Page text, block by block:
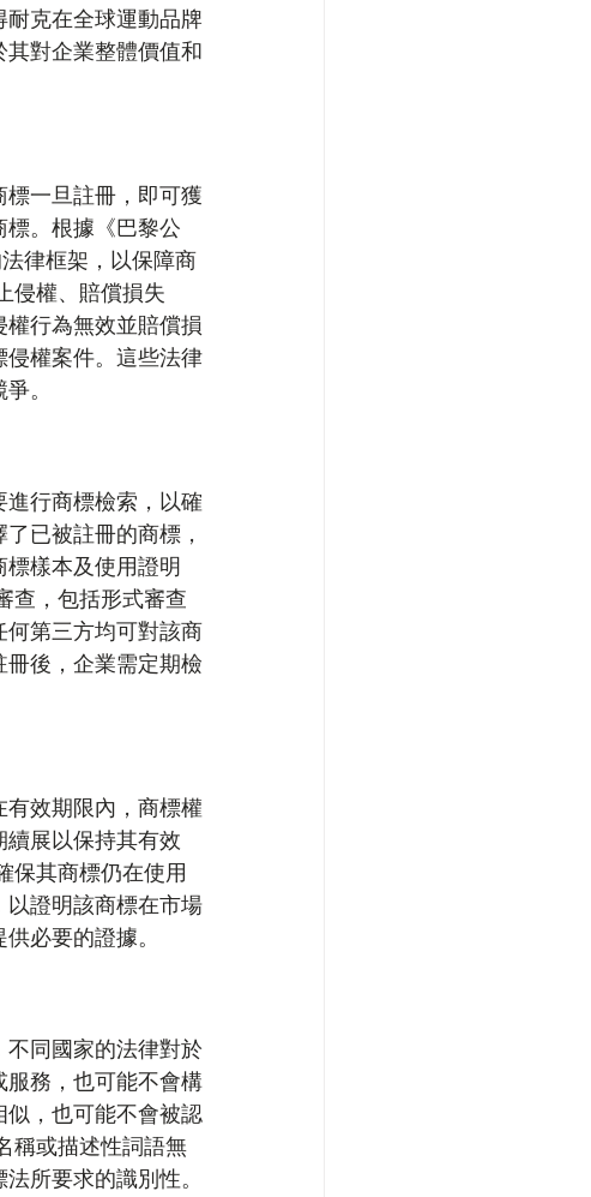
克在全球運動品牌
對企業整體價值和
一旦註冊，即可獲
。根據《巴黎公
律框架，以保障商
侵權、賠償損失
行為無效並賠償損
侵權案件。這些法律
。
行商標檢索，以確
已被註冊的商標，
樣本及使用證明
查，包括形式審查
第三方均可對該商
後，企業需定期檢
效期限內，商標權
展以保持其有效
保其商標仍在使用
以證明該商標在市場
必要的證據。
同國家的法律對於
務，也可能不會構
似，也可能不會被認
稱或描述性詞語無
所要求的識別性。